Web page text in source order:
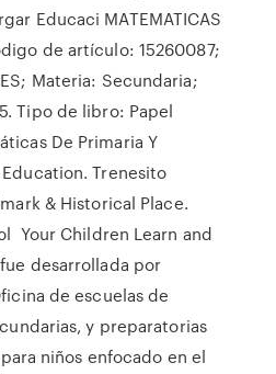
Educaci MATEMATICAS
de artículo: 15260087;
Materia: Secundaria;
Tipo de libro: Papel
De Primaria Y
Trenesito
& Historical Place.
Your Children Learn and
desarrollada por
de escuelas de
y preparatorias
niños enfocado en el